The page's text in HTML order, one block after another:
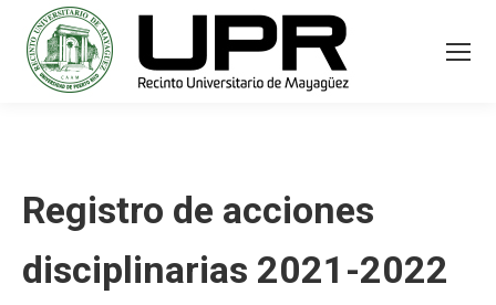
Registro de acciones
disciplinarias 2021-2022